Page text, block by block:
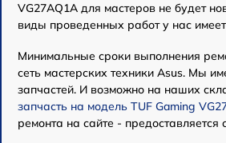
VG27AQ1A для мастеров не будет
виды проведенных работ у нас
Минимальные сроки выполнения
сеть мастерских техники Asus. Мы
запчастей. И возможно на наших
запчасть на модель TUF Gaming
ремонта на сайте - предоставляется